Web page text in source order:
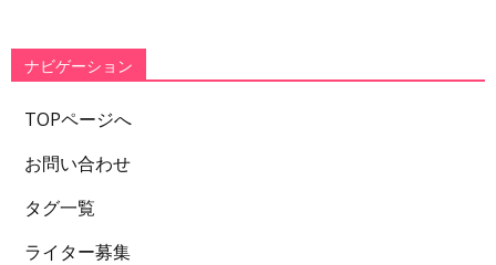
ー
ナビゲーション
TOPページへ
お問い合わせ
タグ一覧
ライター募集